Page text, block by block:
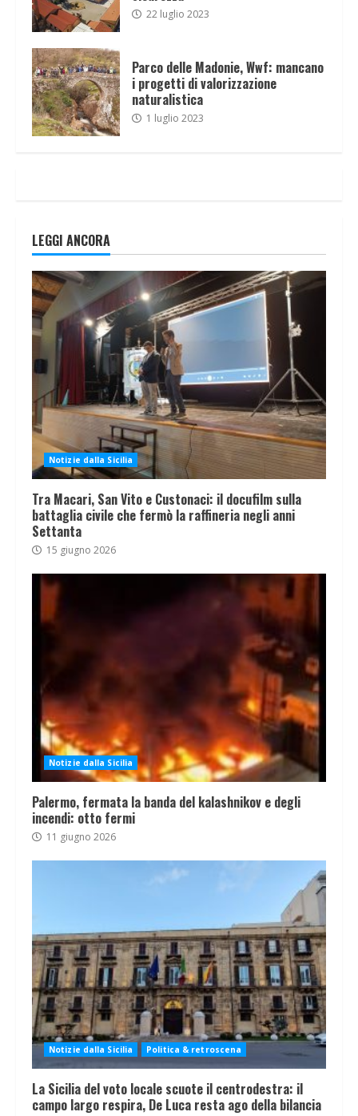
22 luglio 2023
Parco delle Madonie, Wwf: mancano
i progetti di valorizzazione
naturalistica
1 luglio 2023
LEGGI ANCORA
Notizie dalla Sicilia
Tra Macari, San Vito e Custonaci: il docufilm sulla
battaglia civile che fermò la raffineria negli anni
Settanta
15 giugno 2026
Notizie dalla Sicilia
Palermo, fermata la banda del kalashnikov e degli
incendi: otto fermi
11 giugno 2026
Notizie dalla Sicilia Politica & retroscena
La Sicilia del voto locale scuote il centrodestra: il
campo largo respira, De Luca resta ago della bilancia